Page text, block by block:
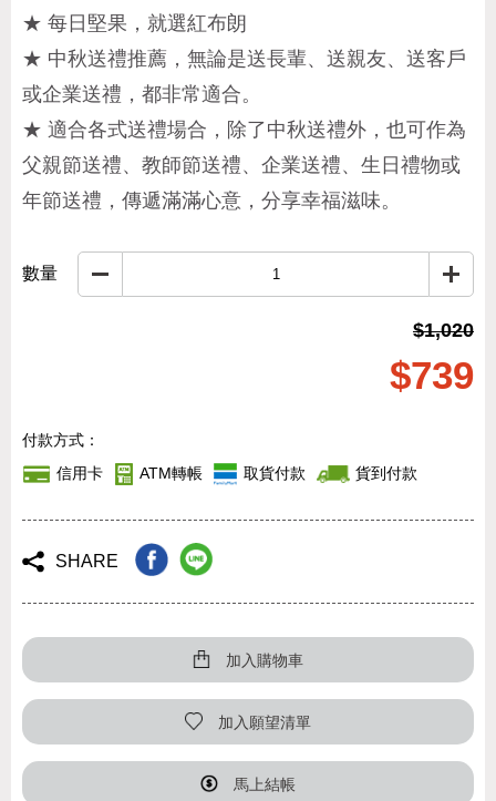
★ 每日堅果，就選紅布朗
★ 中秋送禮推薦，無論是送長輩、送親友、送客戶
或企業送禮，都非常適合。
★ 適合各式送禮場合，除了中秋送禮外，也可作為
父親節送禮、教師節送禮、企業送禮、生日禮物或
年節送禮，傳遞滿滿心意，分享幸福滋味。
數量
$1,020
$739
付款方式：
信用卡
ATM轉帳 取貨付款 貨到付款
SHARE
加入購物車
加入願望清單
馬上結帳